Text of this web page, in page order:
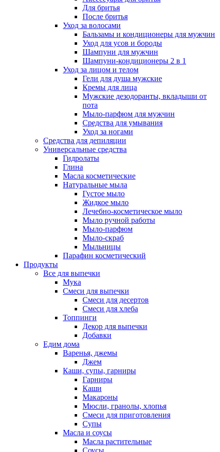
Для бритья
После бритья
Уход за волосами
Бальзамы и кондиционеры для мужчин
Уход для усов и бороды
Шампуни для мужчин
Шампуни-кондиционеры 2 в 1
Уход за лицом и телом
Гели для душа мужские
Кремы для лица
Мужские дезодоранты, вкладыши от
пота
Мыло-парфюм для мужчин
Средства для умывания
Уход за ногами
Средства для депиляции
Универсальные средства
Гидролаты
Глина
Масла косметические
Натуральные мыла
Густое мыло
Жидкое мыло
Лечебно-косметическое мыло
Мыло ручной работы
Мыло-парфюм
Мыло-скраб
Мыльницы
Парафин косметический
Продукты
Все для выпечки
Мука
Смеси для выпечки
Смеси для десертов
Смеси для хлеба
Топпинги
Декор для выпечки
Добавки
Едим дома
Варенья, джемы
Джем
Каши, супы, гарниры
Гарниры
Каши
Макароны
Мюсли, гранолы, хлопья
Смеси для приготовления
Супы
Масла и соусы
Масла растительные
Соусы